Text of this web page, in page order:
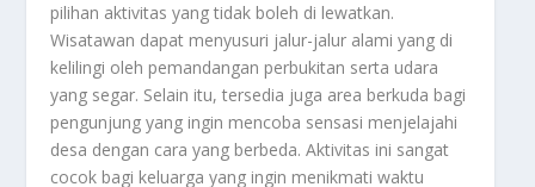
pilihan aktivitas yang tidak boleh di lewatkan.
Wisatawan dapat menyusuri jalur-jalur alami yang di
kelilingi oleh pemandangan perbukitan serta udara
yang segar. Selain itu, tersedia juga area berkuda bagi
pengunjung yang ingin mencoba sensasi menjelajahi
desa dengan cara yang berbeda. Aktivitas ini sangat
cocok bagi keluarga yang ingin menikmati waktu